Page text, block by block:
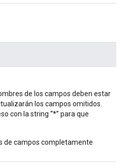
de los campos deben estar
los campos omitidos.
con la string “*” para que
de campos completamente